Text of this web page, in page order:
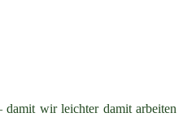
damit wir leichter damit arbeiten